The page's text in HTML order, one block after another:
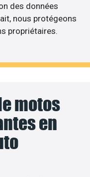
des données
nous protégeons
propriétaires.
motos
en